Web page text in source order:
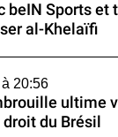
beIN Sports et
al-Khelaïfi
20:56
ultime
du Brésil